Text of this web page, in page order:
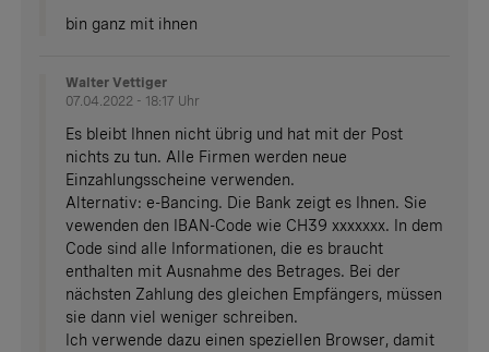
bin ganz mit ihnen
Walter Vettiger
07.04.2022 - 18:17 Uhr
Es bleibt Ihnen nicht übrig und hat mit der Post
nichts zu tun. Alle Firmen werden neue
Einzahlungsscheine verwenden.
Alternativ: e-Bancing. Die Bank zeigt es Ihnen. Sie
vewenden den IBAN-Code wie CH39 xxxxxxx. In dem
Code sind alle Informationen, die es braucht
enthalten mit Ausnahme des Betrages. Bei der
nächsten Zahlung des gleichen Empfängers, müssen
sie dann viel weniger schreiben.
Ich verwende dazu einen speziellen Browser, damit